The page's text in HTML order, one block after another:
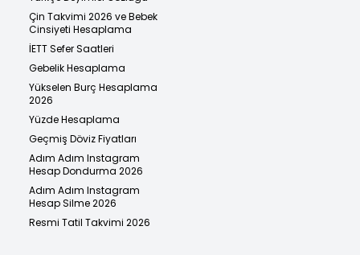
Çin Takvimi 2026 ve Bebek
Cinsiyeti Hesaplama
İETT Sefer Saatleri
Gebelik Hesaplama
Yükselen Burç Hesaplama
2026
Yüzde Hesaplama
Geçmiş Döviz Fiyatları
Adım Adım Instagram
Hesap Dondurma 2026
Adım Adım Instagram
Hesap Silme 2026
Resmi Tatil Takvimi 2026